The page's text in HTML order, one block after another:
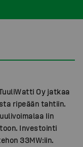
Oy jatkaa
ripeään tahtiin.
Iin
Investointi
33MW:iin.